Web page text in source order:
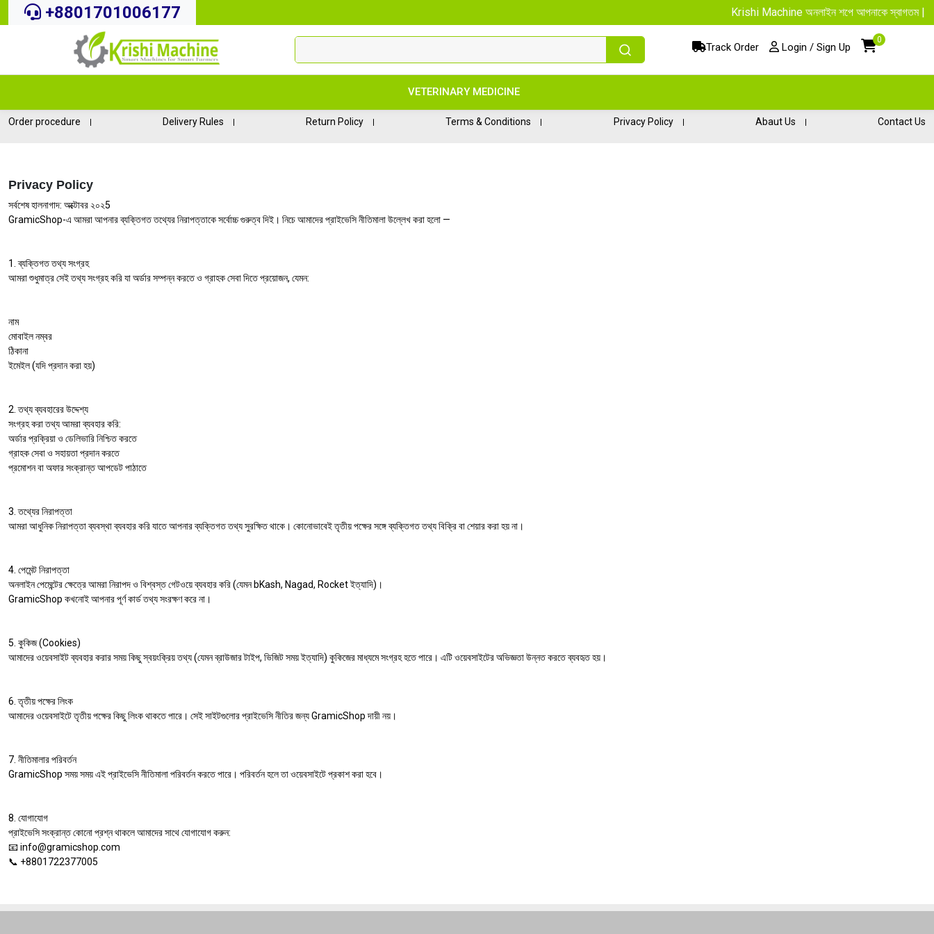
+8801701006177 Krishi Machine অনলাইন শপে আপনাকে স্বাগতম ||
Track Order Login / Sign Up
0
VETERINARY MEDICINE
Order procedure Delivery Rules Return Policy Terms & Conditions Privacy Policy Abaut Us Contact Us
Privacy Policy
সর্বশেষ হালনাগাদ: অক্টোবর ২০২5
GramicShop-এ আমরা আপনার ব্যক্তিগত তথ্যের নিরাপত্তাকে সর্বোচ্চ গুরুত্ব দিই। নিচে আমাদের প্রাইভেসি নীতিমালা উল্লেখ করা হলো —
1. ব্যক্তিগত তথ্য সংগ্রহ
আমরা শুধুমাত্র সেই তথ্য সংগ্রহ করি যা অর্ডার সম্পন্ন করতে ও গ্রাহক সেবা দিতে প্রয়োজন, যেমন:
নাম
মোবাইল নম্বর
ঠিকানা
ইমেইল (যদি প্রদান করা হয়)
2. তথ্য ব্যবহারের উদ্দেশ্য
সংগ্রহ করা তথ্য আমরা ব্যবহার করি:
অর্ডার প্রক্রিয়া ও ডেলিভারি নিশ্চিত করতে
গ্রাহক সেবা ও সহায়তা প্রদান করতে
প্রমোশন বা অফার সংক্রান্ত আপডেট পাঠাতে
3. তথ্যের নিরাপত্তা
আমরা আধুনিক নিরাপত্তা ব্যবস্থা ব্যবহার করি যাতে আপনার ব্যক্তিগত তথ্য সুরক্ষিত থাকে। কোনোভাবেই তৃতীয় পক্ষের সঙ্গে ব্যক্তিগত তথ্য বিক্রি বা শেয়ার করা হয় না।
4. পেমেন্ট নিরাপত্তা
অনলাইন পেমেন্টের ক্ষেত্রে আমরা নিরাপদ ও বিশ্বস্ত গেটওয়ে ব্যবহার করি (যেমন bKash, Nagad, Rocket ইত্যাদি)।
GramicShop কখনোই আপনার পূর্ণ কার্ড তথ্য সংরক্ষণ করে না।
5. কুকিজ (Cookies)
আমাদের ওয়েবসাইট ব্যবহার করার সময় কিছু স্বয়ংক্রিয় তথ্য (যেমন ব্রাউজার টাইপ, ভিজিট সময় ইত্যাদি) কুকিজের মাধ্যমে সংগ্রহ হতে পারে। এটি ওয়েবসাইটের অভিজ্ঞতা উন্নত করতে ব্যবহৃত হয়।
6. তৃতীয় পক্ষের লিংক
আমাদের ওয়েবসাইটে তৃতীয় পক্ষের কিছু লিংক থাকতে পারে। সেই সাইটগুলোর প্রাইভেসি নীতির জন্য GramicShop দায়ী নয়।
7. নীতিমালার পরিবর্তন
GramicShop সময় সময় এই প্রাইভেসি নীতিমালা পরিবর্তন করতে পারে। পরিবর্তন হলে তা ওয়েবসাইটে প্রকাশ করা হবে।
8. যোগাযোগ
প্রাইভেসি সংক্রান্ত কোনো প্রশ্ন থাকলে আমাদের সাথে যোগাযোগ করুন:
📧 info@gramicshop.com
📞 +8801722377005